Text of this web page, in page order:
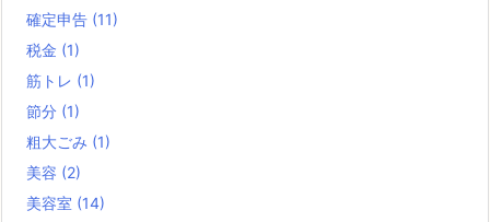
確定申告 (11)
税金 (1)
筋トレ (1)
節分 (1)
粗大ごみ (1)
美容 (2)
美容室 (14)